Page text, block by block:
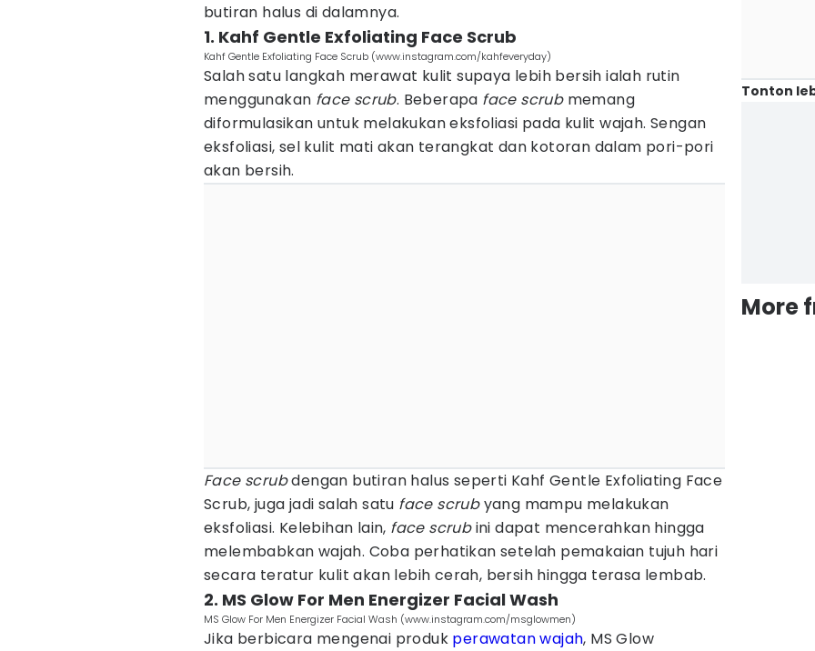
butiran halus di dalamnya.
1. Kahf Gentle Exfoliating Face Scrub
Kahf Gentle Exfoliating Face Scrub (www.instagram.com/kahfeveryday)
Salah satu langkah merawat kulit supaya lebih bersih ialah rutin
menggunakan face scrub. Beberapa face scrubmemang
diformulasikan untuk melakukan eksfoliasi pada kulit wajah. Sengan
eksfoliasi, sel kulit mati akan terangkat dan kotoran dalam pori-pori
akan bersih.
Face scrubdengan butiran halus seperti Kahf Gentle Exfoliating Face
Scrub, juga jadi salah satu face scrubyang mampu melakukan
eksfoliasi. Kelebihan lain, face scrubini dapat mencerahkan hingga
melembabkan wajah. Coba perhatikan setelah pemakaian tujuh hari
secara teratur kulit akan lebih cerah, bersih hingga terasa lembab.
2. MS Glow For Men Energizer Facial Wash
MS Glow For Men Energizer Facial Wash (www.instagram.com/msglowmen)
Jika berbicara mengenai produk perawatan wajah, MS Glow
Tonton
More